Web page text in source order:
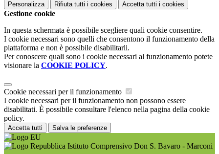
Personalizza Rifiuta tutti i cookies Accetta tutti i cookies
Gestione cookie
In questa schermata è possibile scegliere quali cookie consentire.
I cookie necessari sono quelli che consentono il funzionamento della
piattaforma e non è possibile disabilitarli.
Per conoscere quali sono i cookie necessari al funzionamento potete
visionare la COOKIE POLICY.
Cookie necessari per il funzionamento
I cookie necessari per il funzionamento non possono essere
disabilitati. È possibile consultare l'elenco nella pagina della cookie
policy.
Accetta tutti Salva le preferenze
Istituto Comprensivo Don S. Bavaro - Marconi